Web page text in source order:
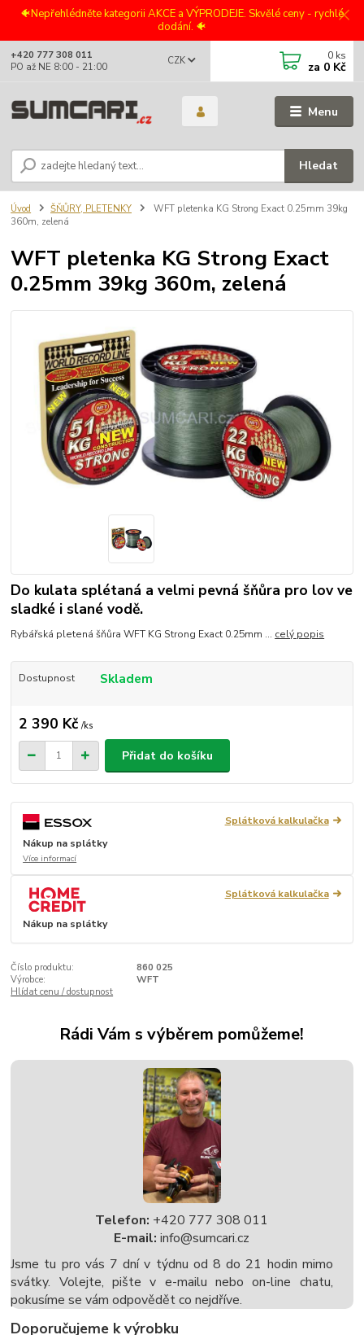
🐠Nepřehlédněte kategorii AKCE a VÝPRODEJE. Skvělé ceny - rychlé
dodání. 🐠
Menu
CZK
Hledat
+420 777 308 011
PO až NE 8:00 - 21:00
0 ks
za 0 Kč
Úvod ŠŇŮRY, PLETENKY
WFT pletenka KG Strong Exact 0.25mm 39kg
360m, zelená
WFT pletenka KG Strong Exact
0.25mm 39kg 360m, zelená
Do kulata splétaná a velmi pevná šňůra pro lov ve
sladké i slané vodě.
Rybářská pletená šňůra WFT KG Strong Exact 0.25mm ... celý popis
Dostupnost Skladem
2 390 Kč /ks
Přidat do košíku
Splátková kalkulačka
Nákup na splátky
Více informací
Splátková kalkulačka
Nákup na splátky
Číslo produktu:
860 025
Výrobce:
WFT
Hlídat cenu / dostupnost
Rádi Vám s výběrem pomůžeme!
Telefon: +420 777 308 011
E-mail: info@sumcari.cz
Jsme tu pro vás 7 dní v týdnu od 8 do 21 hodin mimo
svátky. Volejte, pište v e-mailu nebo on-line chatu,
pokusíme se vám odpovědět co nejdříve.
Doporučujeme k výrobku